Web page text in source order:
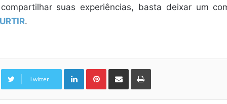
suas experiências, basta deixar um
.
Twitter
LinkedinPinterest
Compartilhar via e-mail Imprimir